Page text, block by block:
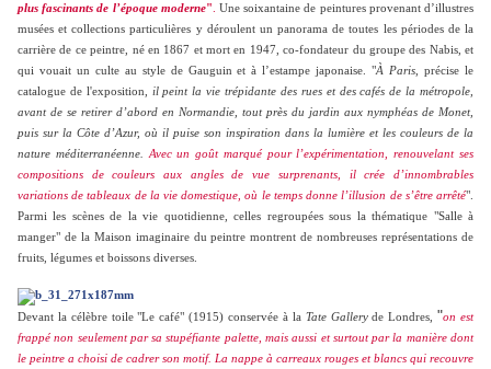
plus fascinants de l’époque moderne"
Une soixantaine de peintures provenant d’illustres
musées et collections particulières y déroulent un panorama de toutes les périodes de la
carrière de ce peintre, né en 1867 et mort en 1947, co-fondateur du groupe des Nabis, et
qui vouait un culte au style de Gauguin et à l’estampe japonaise. "À Paris , précise le
catalogue de l'exposition,
il peint la vie trépidante des rues et des cafés de la métropole,
avant de se retirer d’abord en Normandie, tout près du jardin aux nymphéas de Monet,
puis sur la Côte d’Azur, où il puise son inspiration dans la lumière et les couleurs de la
nature méditerranéenne. Avec un goût marqué pour l’expérimentation, renouvelant ses
compositions de couleurs aux angles de vue surprenants, il crée d’innombrables
variations de tableaux de la vie domestique, où le temps donne l’illusion de s’être arrêté".
Parmi les scènes de la vie quotidienne, celles regroupées sous la thématique "Salle à
manger" de la Maison imaginaire du peintre montrent de nombreuses représentations de
fruits, légumes et boissons diverses.
Devant la célèbre toile "Le café" (1915) conservée à la Tate Galleryde Londres,"on est
frappé non seulement par sa stupéfiante palette, mais aussi et surtout par la manière dont
le peintre a choisi de cadrer son motif. La nappe à carreaux rouges et blancs qui recouvre